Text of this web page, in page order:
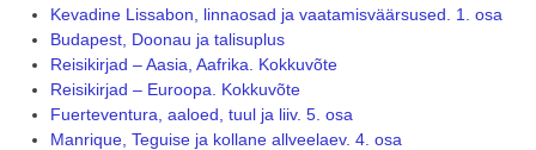
Kevadine Lissabon, linnaosad ja vaatamisväärsused. 1. osa
Budapest, Doonau ja talisuplus
Reisikirjad – Aasia, Aafrika. Kokkuvõte
Reisikirjad – Euroopa. Kokkuvõte
Fuerteventura, aaloed, tuul ja liiv. 5. osa
Manrique, Teguise ja kollane allveelaev. 4. osa